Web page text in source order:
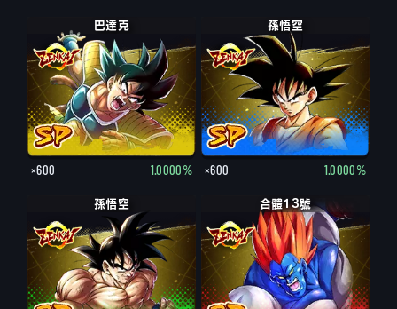
巴達克
×600 1.0000%
孫悟空
×600 1.0000%
孫悟空 合體13號